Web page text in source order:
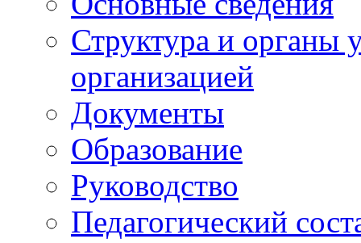
Структура и органы
организацией
Документы
Образование
Руководство
Педагогический